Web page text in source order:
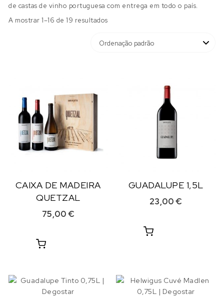
de castas de vinho portuguesa com entrega em todo o país.
A mostrar 1–16 de 19 resultados
CAIXA DE MADEIRA
QUETZAL
75,00€
GUADALUPE 1,5L
23,00€